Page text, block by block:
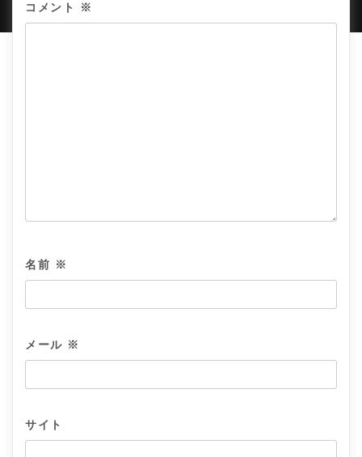
コメント ※
名前 ※
メール ※
サイト